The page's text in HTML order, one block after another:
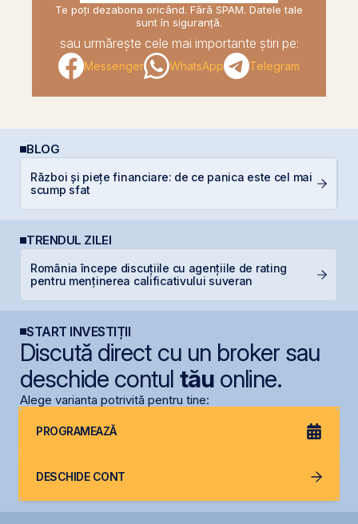
Te poți dezabona oricând. Fără SPAM. Datele tale
sunt în siguranță.
sau urmărește cele mai importante știri pe:
Messenger WhatsApp Telegram
BLOG
Război și piețe financiare: de ce panica este cel mai
scump sfat
TRENDUL ZILEI
România începe discuțiile cu agențiile de rating
pentru menținerea calificativului suveran
START INVESTIȚII
Discută direct cu un broker sau
deschide contul tăuonline.
Alege varianta potrivită pentru tine:
PROGRAMEAZĂ
DESCHIDE CONT